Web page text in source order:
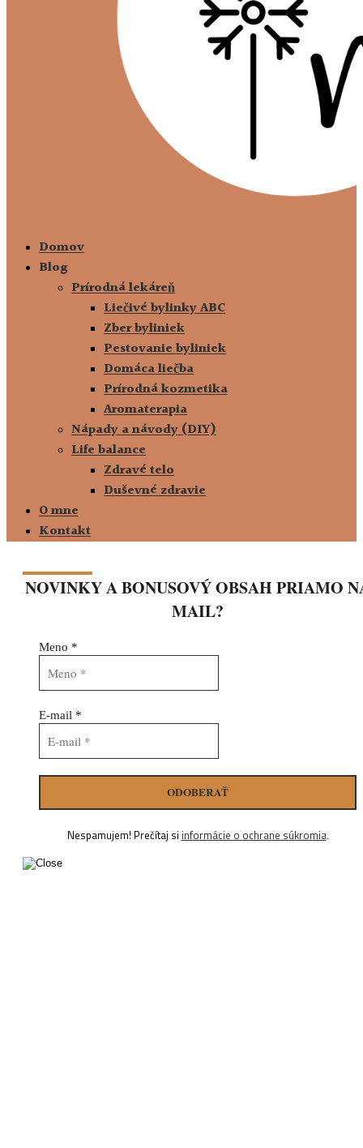
Domov
Blog
Prírodná lekáreň
Liečivé bylinky ABC
Zber byliniek
Pestovanie byliniek
Domáca liečba
Prírodná kozmetika
Aromaterapia
Nápady a návody (DIY)
Life balance
Zdravé telo
Duševné zdravie
O mne
Kontakt
NOVINKY A BONUSOVÝ OBSAH PRIAMO
MAIL?
Meno *
E-mail *
Nespamujem! Prečítaj si informácie o ochrane súkromia.